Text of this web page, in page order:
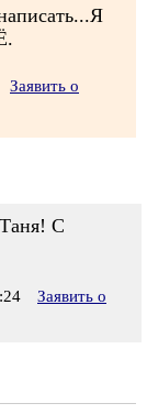
Заявить о
С
Заявить о